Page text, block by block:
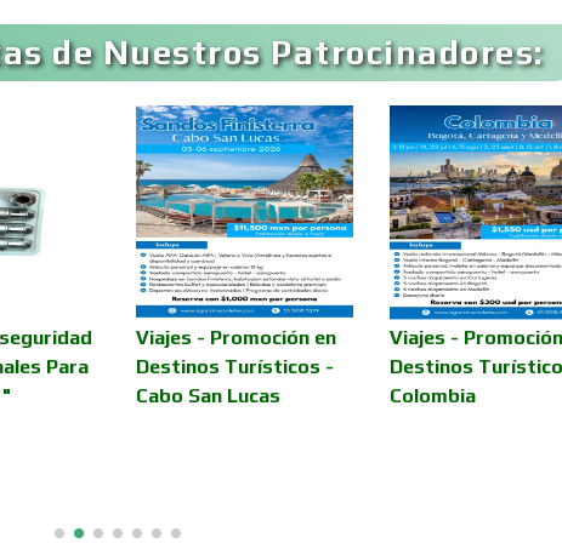
Aseguradoras Asesores
Asociaciones
Audio, Sonido e
Iluminación
Audios para
Automatización
Automóviles
Usados
Banquetes
de Nuestros Patrocinadores:
Para
Viajes - Promoción en
Destinos Turísticos -
Cabo San Lucas
Viajes -
Destinos
Colombia